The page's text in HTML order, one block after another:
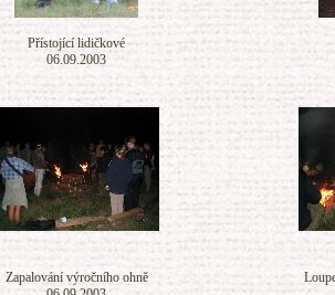
Přístojící lidičkové
06.09.2003
Zapalování výročního ohně